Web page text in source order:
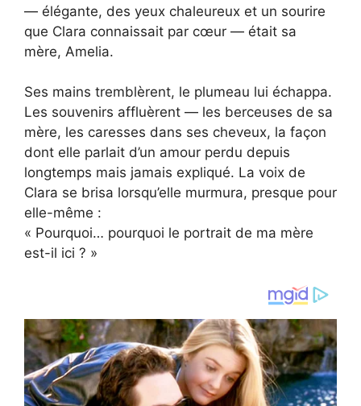
— élégante, des yeux chaleureux et un sourire
que Clara connaissait par cœur — était sa
mère, Amelia.
Ses mains tremblèrent, le plumeau lui échappa.
Les souvenirs affluèrent — les berceuses de sa
mère, les caresses dans ses cheveux, la façon
dont elle parlait d’un amour perdu depuis
longtemps mais jamais expliqué. La voix de
Clara se brisa lorsqu’elle murmura, presque pour
elle-même :
« Pourquoi… pourquoi le portrait de ma mère
est-il ici ? »